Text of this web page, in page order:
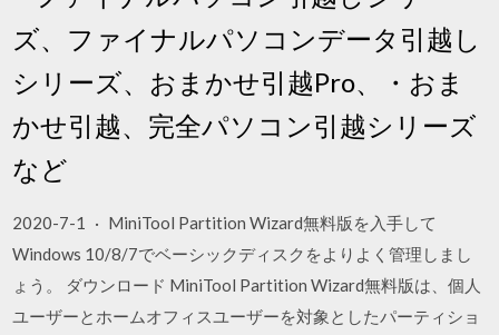
ズ、ファイナルパソコンデータ引越し
シリーズ、おまかせ引越Pro、・おま
かせ引越、完全パソコン引越シリーズ
など
2020-7-1 · MiniTool Partition Wizard無料版を入手して
Windows 10/8/7でベーシックディスクをよりよく管理しまし
ょう。 ダウンロード MiniTool Partition Wizard無料版は、個人
ユーザーとホームオフィスユーザーを対象としたパーティショ